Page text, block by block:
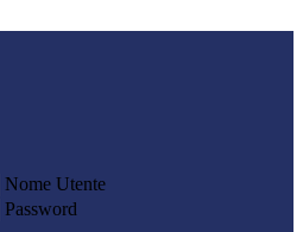
Nome Utente
Password